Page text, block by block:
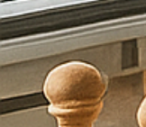
ר
ט
י
ם
ו
א